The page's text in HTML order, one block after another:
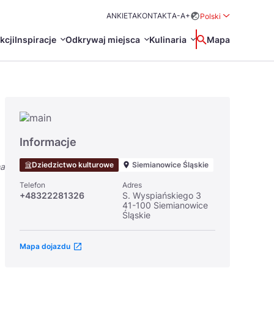
ANKIETAKONTAKTA-A+
Polski
Inspiracje
Certyfikaty POT
Odkrywaj miejsca
Turystyczne
Kulinaria
Restauracje Michelin
Wyszukaj
Mapa
Svenska
Informacje
Dziedzictwo kulturowe Siemianowice Śląskie
Telefon
+48322281326
Adres
S. Wyspiańskiego 3
41-100 Siemianowice
Śląskie
Mapa dojazdu